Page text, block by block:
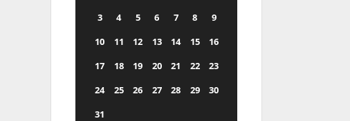
3
4 5 6 7 8
9
10
11 12 13 14 15
16
17
18 19 20 21 22
23
24
25 26 27 28 29
30
31